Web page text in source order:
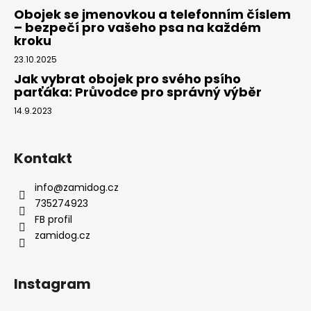
Obojek se jmenovkou a telefonním číslem
– bezpečí pro vašeho psa na každém
kroku
23.10.2025
Jak vybrat obojek pro svého psího
parťáka: Průvodce pro správný výběr
14.9.2023
Kontakt
info@zamidog.cz
735274923
FB profil
zamidog.cz
Instagram